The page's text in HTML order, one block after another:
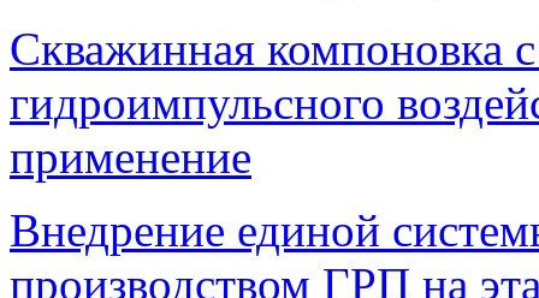
Скважинная компоновка
гидроимпульсного
применение
Внедрение единой
производством ГРП на